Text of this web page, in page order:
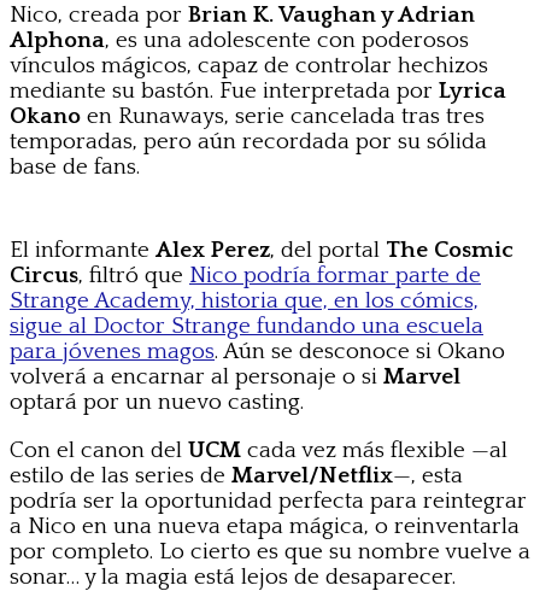
Nico, creada por Brian K. Vaughan y Adrian
Alphona, es una adolescente con poderosos
vínculos mágicos, capaz de controlar hechizos
mediante su bastón. Fue interpretada por Lyrica
Okano en Runaways, serie cancelada tras tres
temporadas, pero aún recordada por su sólida
base de fans.
El informante Alex Perez, del portal The Cosmic
Circus, filtró que Nico podría formar parte de
Strange Academy, historia que, en los cómics,
sigue al Doctor Strange fundando una escuela
para jóvenes magos. Aún se desconoce si Okano
volverá a encarnar al personaje o si Marvel
optará por un nuevo casting.
Con el canon del UCM cada vez más flexible —al
estilo de las series de Marvel/Netflix—, esta
podría ser la oportunidad perfecta para reintegrar
a Nico en una nueva etapa mágica, o reinventarla
por completo. Lo cierto es que su nombre vuelve a
sonar… y la magia está lejos de desaparecer.